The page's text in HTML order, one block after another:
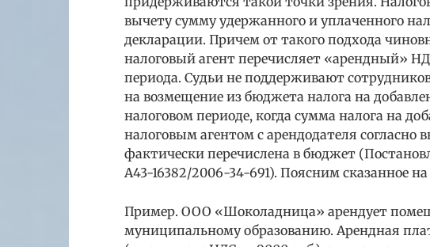
вычету сумму удержанного и уплаченного
декларации. Причем от такого подхода
налоговый агент перечисляет «арендный»
периода. Судьи не поддерживают
на возмещение из бюджета налога на
налоговом периоде, когда сумма налога на
налоговым агентом с арендодателя согласно
фактически перечислена в бюджет
А43-16382/2006-34-691). Поясним сказанное
Пример. ООО «Шоколадница» арендует
муниципальному образованию. Арендная